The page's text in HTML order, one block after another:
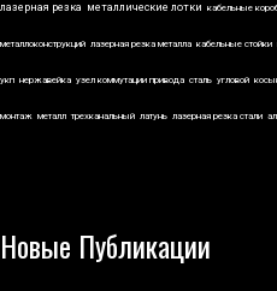
лазерная резка металлические лотки кабельные
металлоконструкций лазерная резка металла кабельные стойки
укп нержавейка узел коммутации привода сталь угловой
монтаж металл трехканальный латунь лазерная резка стали
Новые Публикации